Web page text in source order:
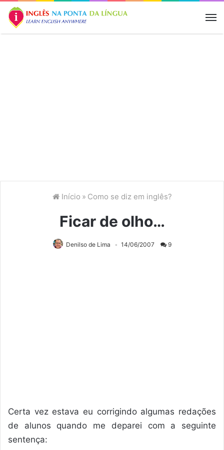
Início » Como se diz em inglês?
Ficar de olho…
Denilso de Lima 14/06/2007 9
Certa vez estava eu corrigindo algumas redações
de alunos quando me deparei com a seguinte
sentença: